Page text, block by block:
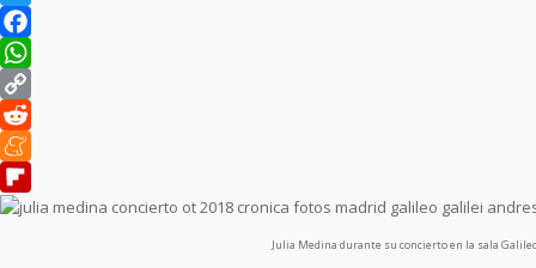
Twitter
Facebook
WhatsApp
Copy
Link
Reddit
Meneame
Flipboard
Julia Medina durante su concierto en la sala